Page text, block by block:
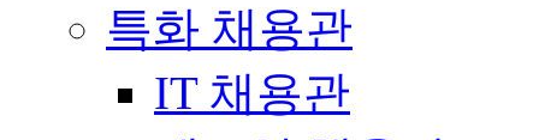
특화 채용관
IT 채용관